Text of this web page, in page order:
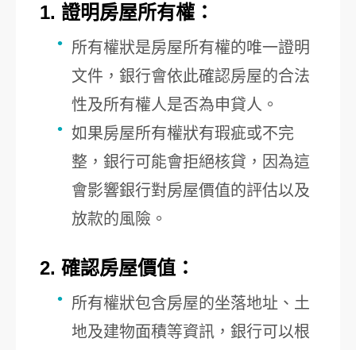
1. 證明房屋所有權：
所有權狀是房屋所有權的唯一證明
文件，銀行會依此確認房屋的合法
性及所有權人是否為申貸人。
如果房屋所有權狀有瑕疵或不完
整，銀行可能會拒絕核貸，因為這
會影響銀行對房屋價值的評估以及
放款的風險。
2. 確認房屋價值：
所有權狀包含房屋的坐落地址、土
地及建物面積等資訊，銀行可以根